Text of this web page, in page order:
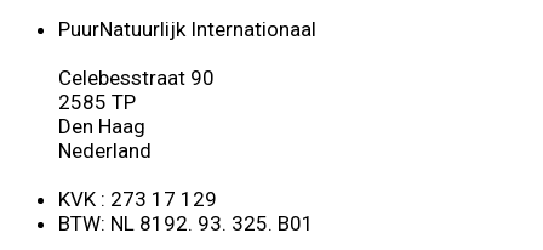
PuurNatuurlijk Internationaal
Celebesstraat 90
2585 TP
Den Haag
Nederland
KVK : 273 17 129
BTW: NL 8192. 93. 325. B01